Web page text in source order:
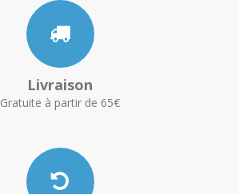
Livraison
Gratuite à partir de 65€